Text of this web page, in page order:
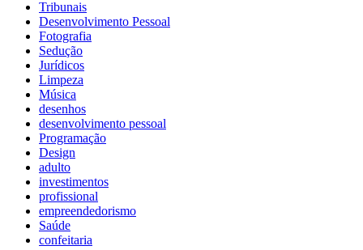
Tribunais
Desenvolvimento Pessoal
Fotografia
Sedução
Jurídicos
Limpeza
Música
desenhos
desenvolvimento pessoal
Programação
Design
adulto
investimentos
profissional
empreendedorismo
Saúde
confeitaria